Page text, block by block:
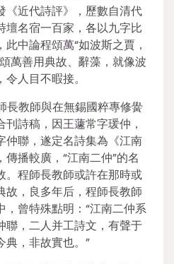
《近代詩評》，歷數自清代
壇名宿一百家，各以九字比
中論程頌萬“如波斯之賈，
萬善用典故、辭藻，就像波
人目不暇接。
長教師與在無錫國粹專修黌
詩稿，因王蘧常字瑗仲，
仲聯，遂定名詩集為《江南
播較廣，“江南二仲”的名
。程師長教師或許在那時或
故，良多年后，程師長教師
曾特殊點明：“江南二仲系
聯，二人并工詩文，有聲于
典，非故實也。”